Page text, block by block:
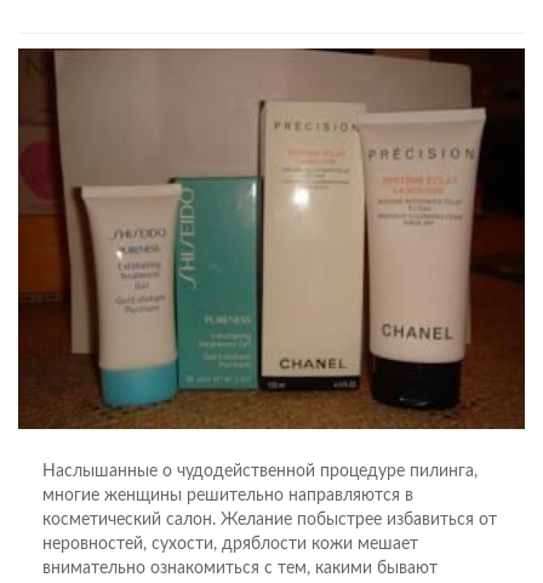
Наслышанные о чудодейственной процедуре пилинга,
многие женщины решительно направляются в
косметический салон. Желание побыстрее избавиться от
неровностей, сухости, дряблости кожи мешает
внимательно ознакомиться с тем, какими бывают